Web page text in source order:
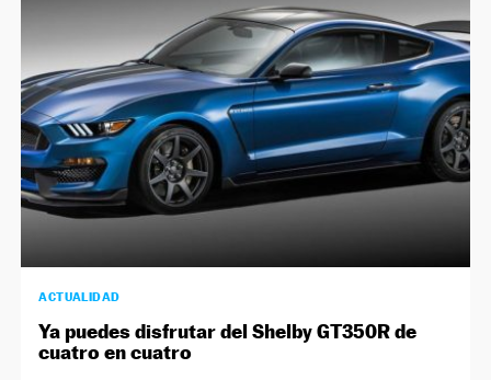
ACTUALIDAD
Ya puedes disfrutar del Shelby GT350R de
cuatro en cuatro